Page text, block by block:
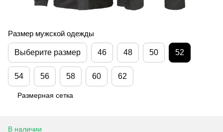
Размер мужской одежды
Выберите размер 46 48 50 52
54 56 58 60 62
Размерная сетка
В наличии